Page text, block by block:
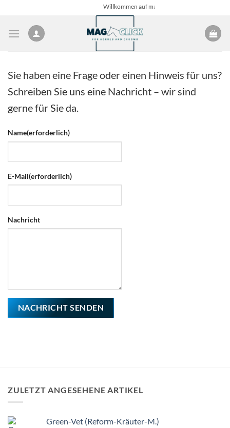
springen
Willkommen auf mag-click.de
Sie haben eine Frage oder einen Hinweis für uns?
Schreiben Sie uns eine Nachricht – wir sind
gerne für Sie da.
Name(erforderlich)
E-Mail(erforderlich)
Nachricht
NACHRICHT SENDEN
ZULETZT ANGESEHENE ARTIKEL
Green-Vet (Reform-Kräuter-M.)